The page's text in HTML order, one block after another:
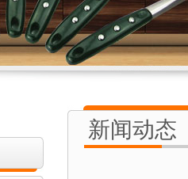
新闻动态